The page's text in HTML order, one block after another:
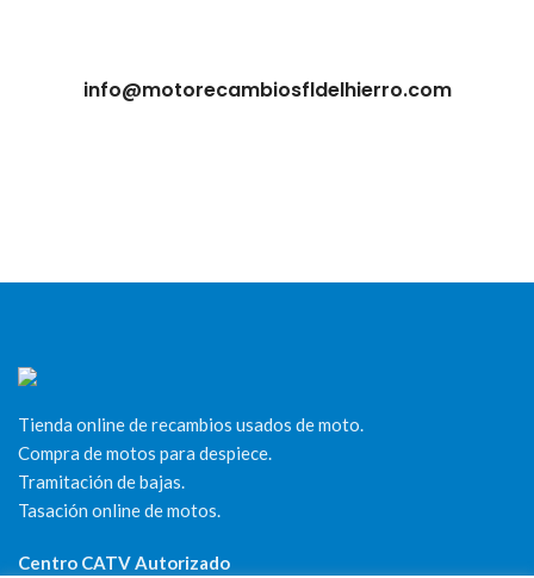
info@motorecambiosfldelhierro.com
Tienda online de recambios usados de moto.
Compra de motos para despiece.
Tramitación de bajas.
Tasación online de motos.
Centro CATV Autorizado